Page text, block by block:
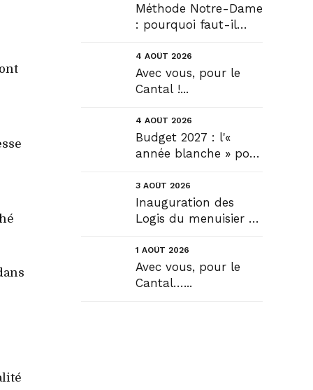
Méthode Notre-Dame
: pourquoi faut-il
construire !? Allons
plus loin !...
4 AOÛT 2026
Avec vous, pour le
Cantal !...
4 AOÛT 2026
Budget 2027 : l'«
année blanche » pour
solution....
3 AOÛT 2026
Inauguration des
Logis du menuisier à
1 AOÛT 2026
Avec vous, pour le
Cantal…...